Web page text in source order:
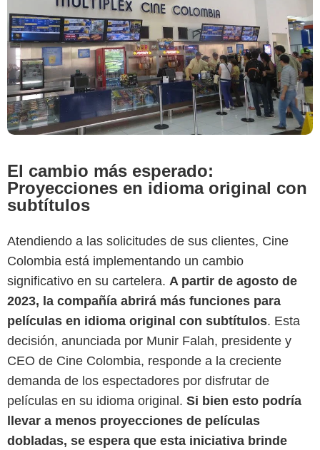
El cambio más esperado:
Proyecciones en idioma original con
subtítulos
Atendiendo a las solicitudes de sus clientes, Cine
Colombia está implementando un cambio
significativo en su cartelera. A partir de agosto de
2023, la compañía abrirá más funciones para
películas en idioma original con subtítulos. Esta
decisión, anunciada por Munir Falah, presidente y
CEO de Cine Colombia, responde a la creciente
demanda de los espectadores por disfrutar de
películas en su idioma original. Si bien esto podría
llevar a menos proyecciones de películas
dobladas, se espera que esta iniciativa brinde